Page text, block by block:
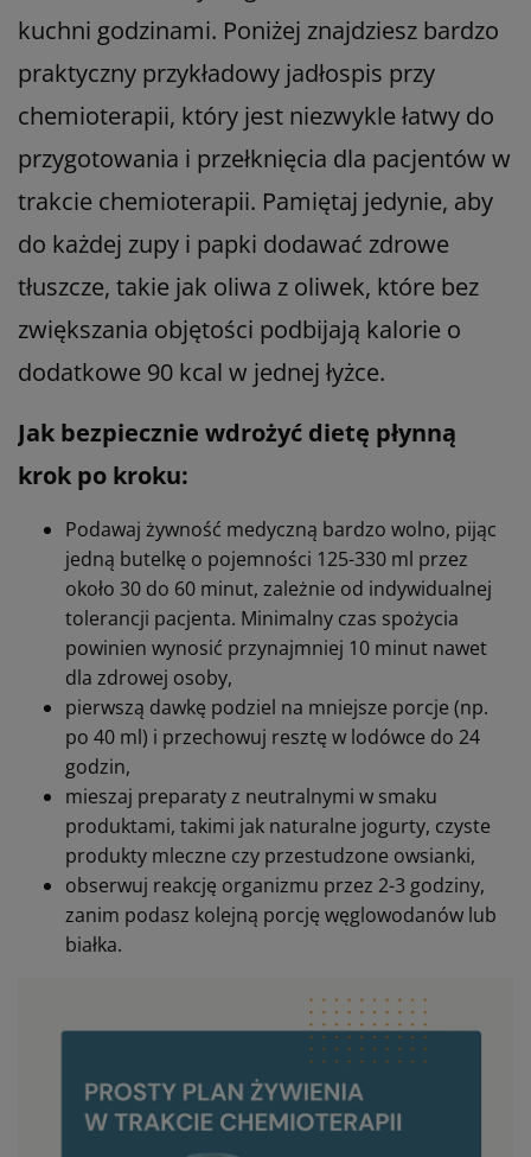
kuchni godzinami. Poniżej znajdziesz bardzo
praktyczny przykładowy jadłospis przy
chemioterapii, który jest niezwykle łatwy do
przygotowania i przełknięcia dla pacjentów w
trakcie chemioterapii. Pamiętaj jedynie, aby
do każdej zupy i papki dodawać zdrowe
tłuszcze, takie jak oliwa z oliwek, które bez
zwiększania objętości podbijają kalorie o
dodatkowe 90 kcal w jednej łyżce.
Jak bezpiecznie wdrożyć dietę płynną
krok po kroku:
Podawaj żywność medyczną bardzo wolno, pijąc
jedną butelkę o pojemności 125-330 ml przez
około 30 do 60 minut, zależnie od indywidualnej
tolerancji pacjenta. Minimalny czas spożycia
powinien wynosić przynajmniej 10 minut nawet
dla zdrowej osoby,
pierwszą dawkę podziel na mniejsze porcje (np.
po 40 ml) i przechowuj resztę w lodówce do 24
godzin,
mieszaj preparaty z neutralnymi w smaku
produktami, takimi jak naturalne jogurty, czyste
produkty mleczne czy przestudzone owsianki,
obserwuj reakcję organizmu przez 2-3 godziny,
zanim podasz kolejną porcję węglowodanów lub
białka.